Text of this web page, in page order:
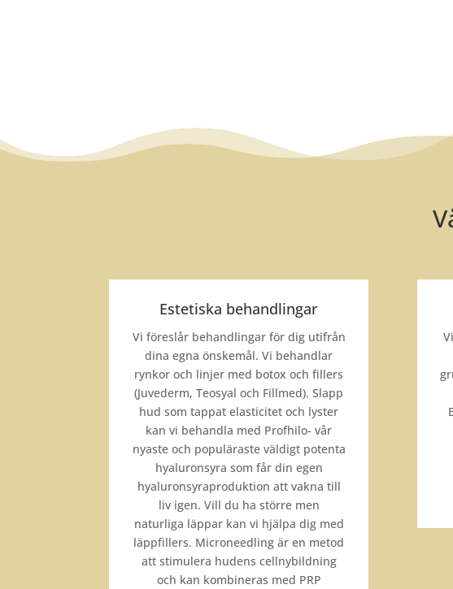
Estetiska behandlingar
Vi föreslår behandlingar för dig utifrån
dina egna önskemål. Vi behandlar
rynkor och linjer med botox och fillers
(Juvederm, Teosyal och Fillmed). Slapp
hud som tappat elasticitet och lyster
kan vi behandla med Profhilo- vår
nyaste och populäraste väldigt potenta
hyaluronsyra som får din egen
hyaluronsyraproduktion att vakna till
liv igen. Vill du ha större men
naturliga läppar kan vi hjälpa dig med
läppfillers. Microneedling är en metod
att stimulera hudens cellnybildning
och kan kombineras med PRP